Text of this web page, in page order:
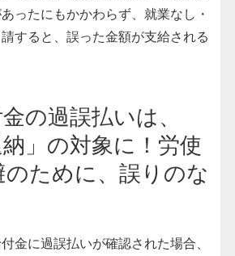
ったにもかかわらず、就業なし・
すると、誤った金額が支給される
の過誤払いは、
納」の対象に！労使
のために、誤りのな
金に過誤払いが確認された場合、